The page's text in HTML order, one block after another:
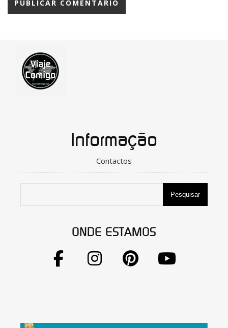
Informação
Contactos
Pesquisar
ONDE ESTAMOS